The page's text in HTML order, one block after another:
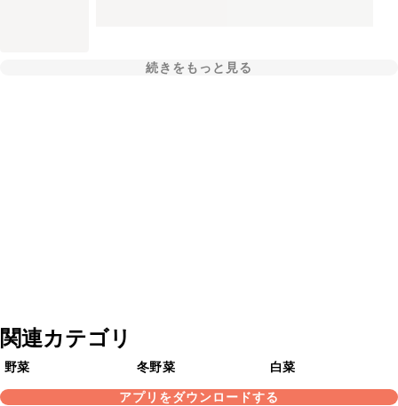
続きをもっと見る
関連カテゴリ
野菜 冬野菜
白菜
アプリをダウンロードする